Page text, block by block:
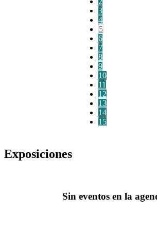
3
4
5
6
7
8
9
10
11
12
13
14
15
Exposiciones
Sin eventos en la